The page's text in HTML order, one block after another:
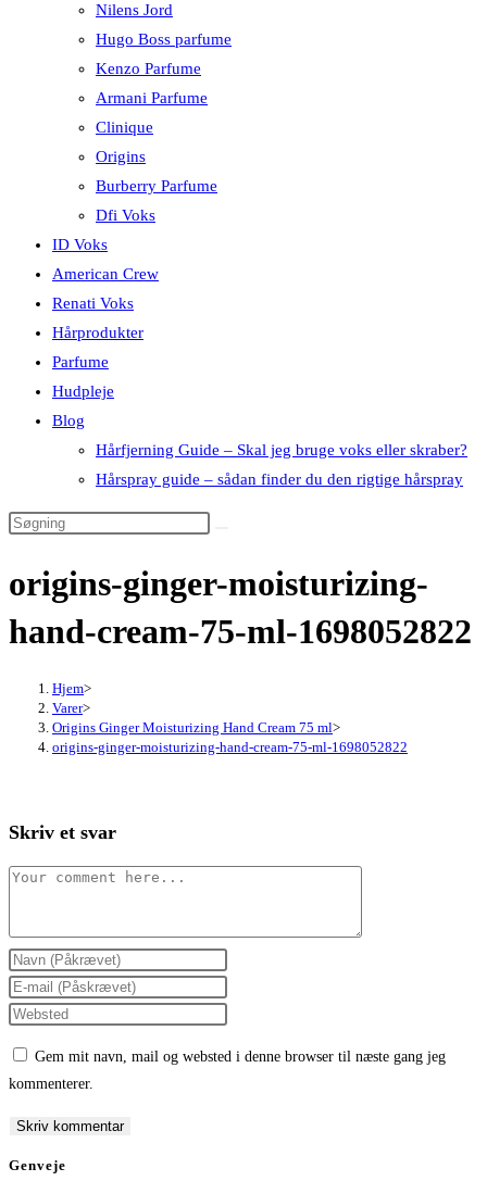
Nilens Jord
Hugo Boss parfume
Kenzo Parfume
Armani Parfume
Clinique
Origins
Burberry Parfume
Dfi Voks
ID Voks
American Crew
Renati Voks
Hårprodukter
Parfume
Hudpleje
Blog
Hårfjerning Guide – Skal jeg bruge voks eller skraber?
Hårspray guide – sådan finder du den rigtige hårspray
origins-ginger-moisturizing-
hand-cream-75-ml-1698052822
Hjem>
Varer>
Origins Ginger Moisturizing Hand Cream 75 ml>
origins-ginger-moisturizing-hand-cream-75-ml-1698052822
Skriv et svar
Comment
Enter
your
name
comment
Enter
your
comment
Enter
(optional)
Gem mit navn, mail og websted i denne browser til næste gang jeg
kommenterer.
Genveje